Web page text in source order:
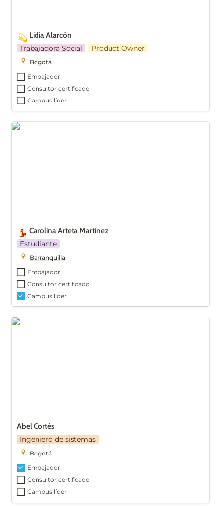
💫 Lidia Alarcón
Trabajadora Social Product Owner
Bogotá
Embajador
Consultor certificado
Campus líder
Carolina Arteta Martínez
💃 Carolina Arteta Martínez
Estudiante
Barranquilla
Embajador
Consultor certificado
Campus líder
Abel Cortés
Abel Cortés
Ingeniero de sistemas
Bogotá
Embajador
Consultor certificado
Campus líder